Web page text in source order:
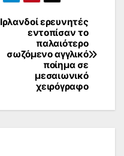
Ιρλανδοί ερευνητές
εντοπίσαν το
παλαιότερο
σωζόμενο αγγλικό
ποίημα σε
μεσαιωνικό
χειρόγραφο